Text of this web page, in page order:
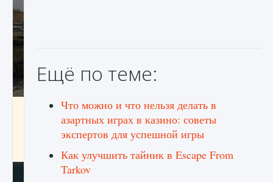
Как исправить текстовую ошибку
пользовательского интерфейса Delta
Force Hawk Ops
1 945
Ещё по теме:
Что можно и что нельзя делать в
азартных играх в казино: советы
экспертов для успешной игры
Как улучшить тайник в Escape From
Tarkov